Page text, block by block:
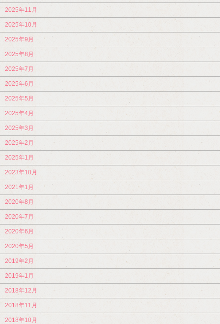
2025年11月
2025年10月
2025年9月
2025年8月
2025年7月
2025年6月
2025年5月
2025年4月
2025年3月
2025年2月
2025年1月
2023年10月
2021年1月
2020年8月
2020年7月
2020年6月
2020年5月
2019年2月
2019年1月
2018年12月
2018年11月
2018年10月